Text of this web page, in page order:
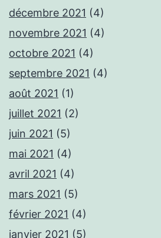
décembre 2021 (4)
novembre 2021 (4)
octobre 2021 (4)
septembre 2021 (4)
août 2021 (1)
juillet 2021 (2)
juin 2021 (5)
mai 2021 (4)
avril 2021 (4)
mars 2021 (5)
février 2021 (4)
janvier 2021 (5)